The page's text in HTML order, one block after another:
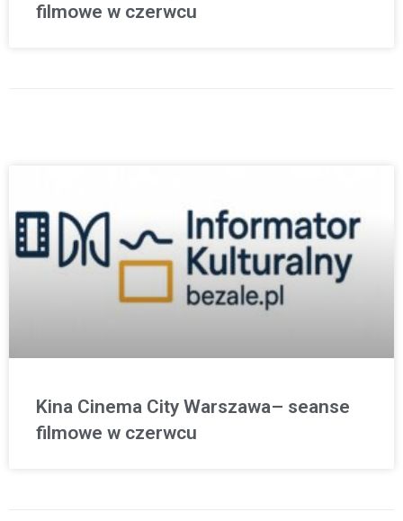
filmowe w czerwcu
Kina Cinema City Warszawa– seanse
filmowe w czerwcu